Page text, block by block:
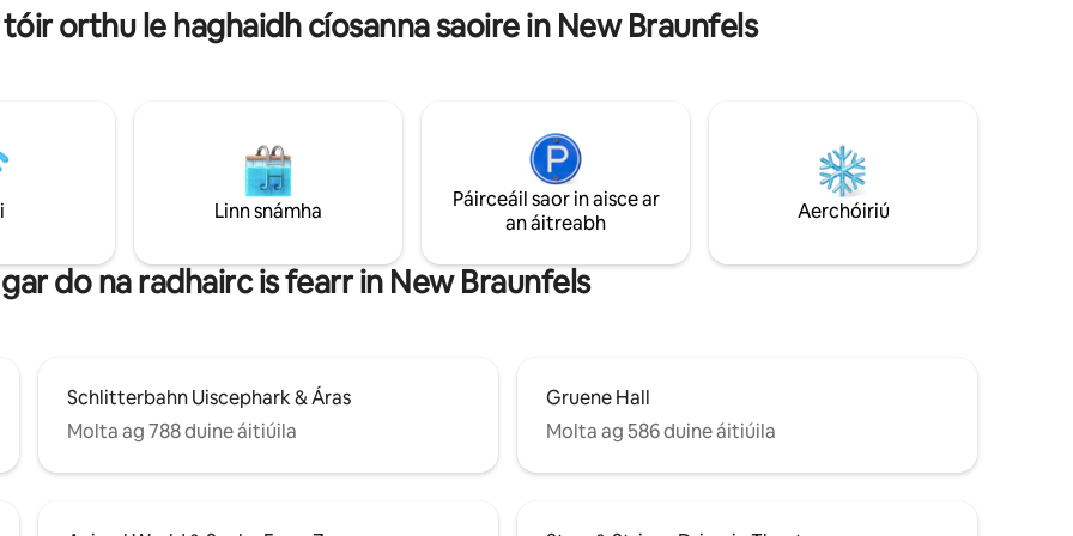
Gruene Hall agus Páirc Uisce
shuaimhneach an locha? Tá rampa bád
gcáca!
orthu le haghaidh cíosanna saoire in New Braunfels
Linn snámha
Páirceáil saor in aisce ar
an áitreabh
Aerchóiriú
gar do na radhairc is fearr in New Braunfels
Schlitterbahn Uiscephark & Áras
Molta ag 788 duine áitiúila
Gruene Hall
Molta ag 586 duine áitiúila